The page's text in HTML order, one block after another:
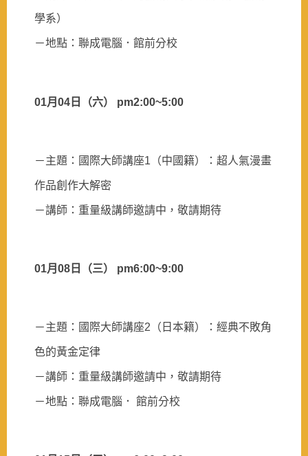
學系）
－地點：聯成電腦． 館前分校
01月 04 日 （六） pm2:00~5:00
－主題：國際大師講座1 （中國籍）：超人氣漫畫
作品創作大解密
－講師：重量級講師邀請中，敬請期待
01月 08 日 （三） pm6:00~9:00
－主題：國際大師講座2 （日本籍）：經典不敗角
色的黃金定律
－講師：重量級講師邀請中，敬請期待
－地點：聯成電腦． 館前分校